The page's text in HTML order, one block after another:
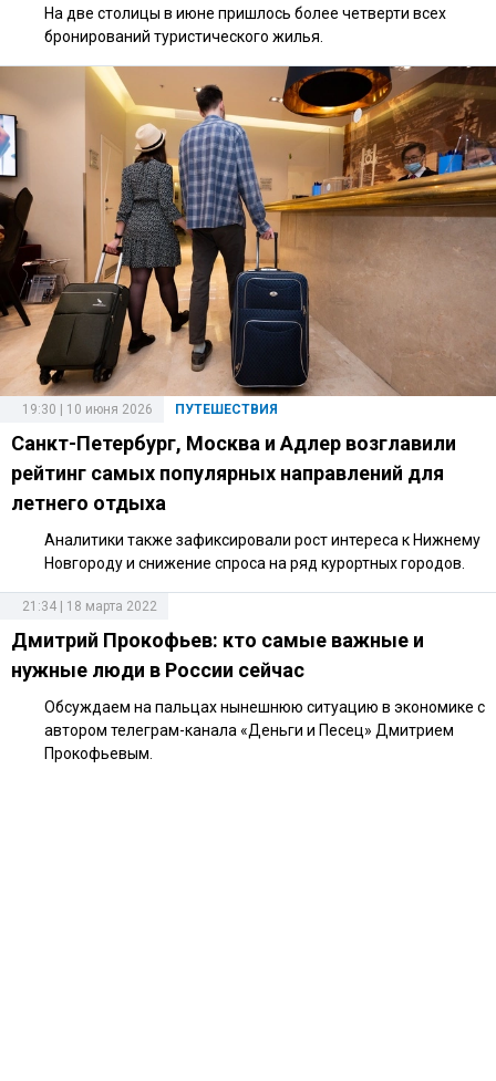
На две столицы в июне пришлось более четверти всех
бронирований туристического жилья.
ПУТЕШЕСТВИЯ
19:30 | 10 июня 2026
Санкт-Петербург, Москва и Адлер возглавили
рейтинг самых популярных направлений для
летнего отдыха
Аналитики также зафиксировали рост интереса к Нижнему
Новгороду и снижение спроса на ряд курортных городов.
21:34 | 18 марта 2022
Дмитрий Прокофьев: кто самые важные и
нужные люди в России сейчас
Обсуждаем на пальцах нынешнюю ситуацию в экономике с
автором телеграм-канала «Деньги и Песец» Дмитрием
Прокофьевым.